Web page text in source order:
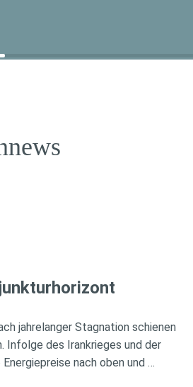
jahrelanger Stagnation schienen
Infolge des Irankrieges und der
nach oben und …